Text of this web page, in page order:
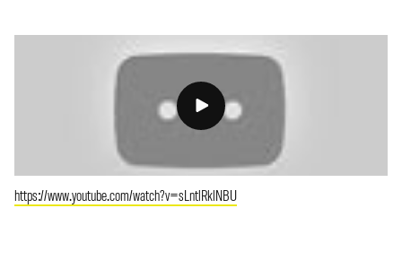
https://www.youtube.com/watch?v=sLntlRklNBU